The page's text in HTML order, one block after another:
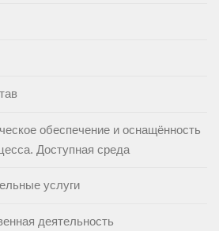
обеспечение и оснащённость
Доступная среда
услуги
деятельность